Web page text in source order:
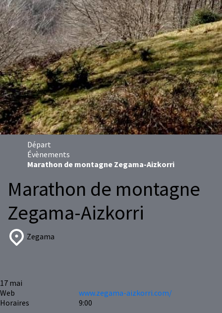
Départ
Évènements
Marathon de montagne Zegama-Aizkorri
Marathon de montagne
Zegama-Aizkorri
Zegama
17 mai
Web
www.zegama-aizkorri.com/
Horaires
9:00